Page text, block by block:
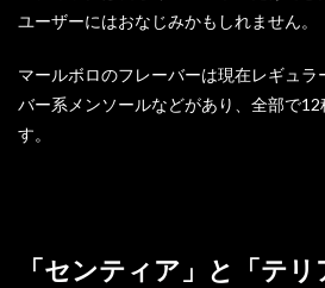
ユーザーにはおなじみかもしれません。
マールボロのフレーバーは現在レギュラ
バー系メンソールなどがあり、全部で12
す。
「センティア」と「テ